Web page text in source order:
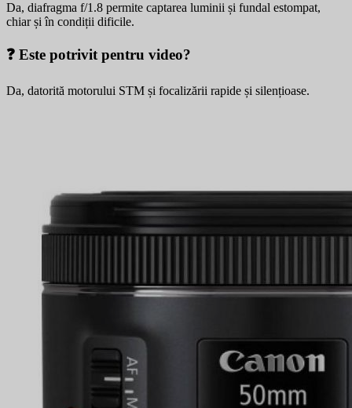
Da, diafragma f/1.8 permite captarea luminii și fundal estompat,
chiar și în condiții dificile.
❓ Este potrivit pentru video?
Da, datorită motorului STM și focalizării rapide și silențioase.